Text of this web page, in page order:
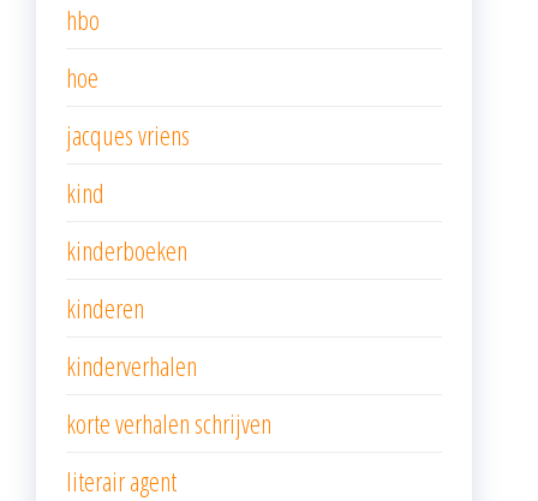
hbo
hoe
jacques vriens
kind
kinderboeken
kinderen
kinderverhalen
korte verhalen schrijven
literair agent